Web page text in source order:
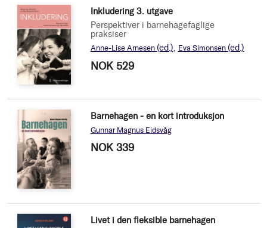
Inkludering 3. utgave
Perspektiver i barnehagefaglige
praksiser
Anne-Lise Arnesen (ed.) Eva Simonsen (ed.)
NOK 529
Barnehagen - en kort introduksjon
Gunnar Magnus Eidsvåg
NOK 339
Livet i den fleksible barnehagen